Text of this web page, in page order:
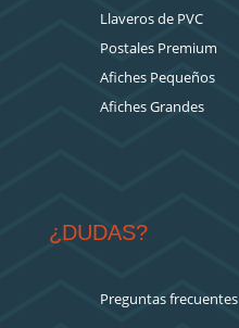
Llaveros de PVC
Postales Premium
Afiches Pequeños
Afiches Grandes
¿DUDAS?
Preguntas frecuentes